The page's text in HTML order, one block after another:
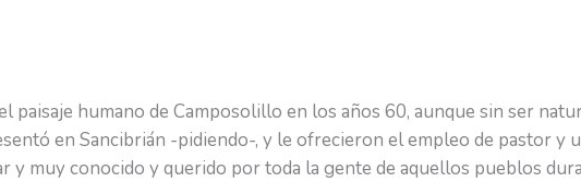
paisaje humano de Camposolillo en los años 60, aunque sin ser
en Sancibrián -pidiendo-, y le ofrecieron el empleo de pastor y
y muy conocido y querido por toda la gente de aquellos pueblos